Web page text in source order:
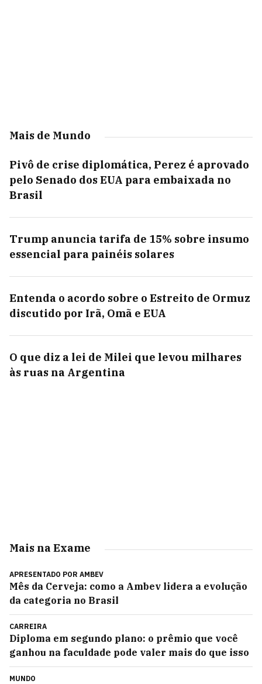
Mais de Mundo
Pivô de crise diplomática, Perez é aprovado
pelo Senado dos EUA para embaixada no
Brasil
Trump anuncia tarifa de 15% sobre insumo
essencial para painéis solares
Entenda o acordo sobre o Estreito de Ormuz
discutido por Irã, Omã e EUA
O que diz a lei de Milei que levou milhares
às ruas na Argentina
Mais na Exame
APRESENTADO POR AMBEV
Mês da Cerveja: como a Ambev lidera a evolução
da categoria no Brasil
CARREIRA
Diploma em segundo plano: o prêmio que você
ganhou na faculdade pode valer mais do que isso
MUNDO